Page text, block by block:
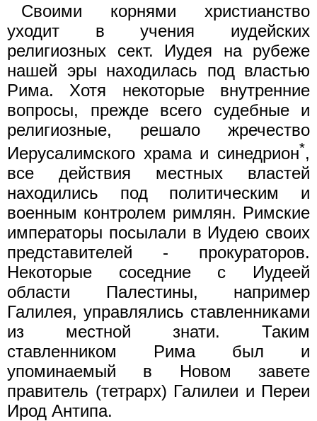
Своими корнями христианство
уходит в учения иудейских
религиозных сект. Иудея на рубеже
нашей эры находилась под властью
Рима. Хотя некоторые внутренние
вопросы, прежде всего судебные и
религиозные, решало жречество
Иерусалимского храма и синедрион*,
все действия местных властей
находились под политическим и
военным контролем римлян. Римские
императоры посылали в Иудею своих
представителей - прокураторов.
Некоторые соседние с Иудеей
области Палестины, например
Галилея, управлялись ставленниками
из местной знати. Таким
ставленником Рима был и
упоминаемый в Новом завете
правитель (тетрарх) Галилеи и Переи
Ирод Антипа.